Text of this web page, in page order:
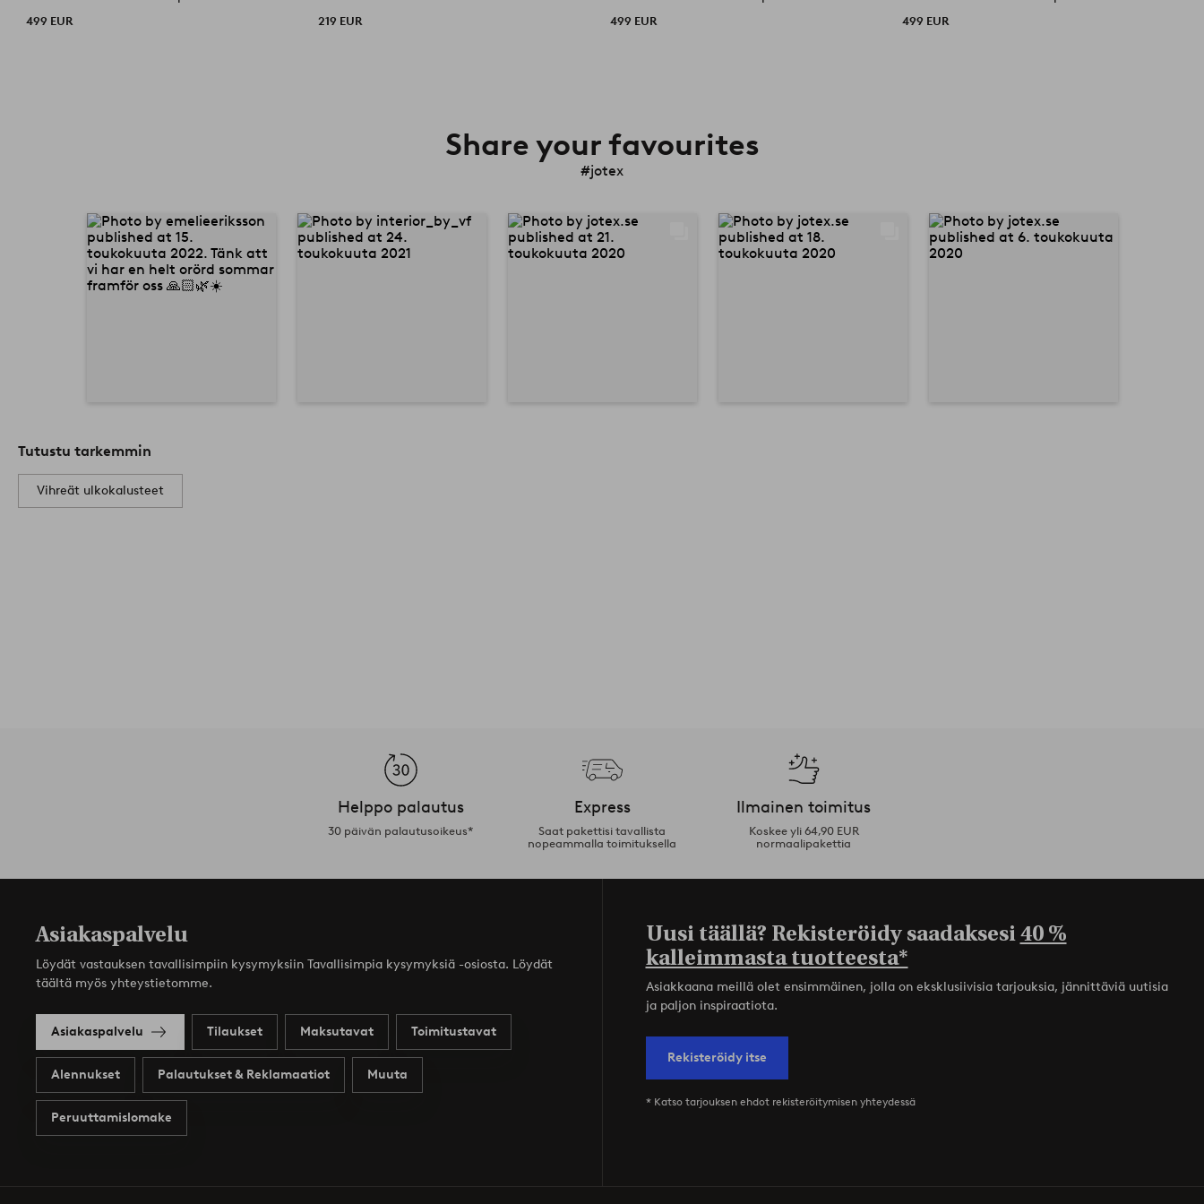
499 EUR 219 EUR 499 EUR 499 EUR
Share your favourites
#jotex
Tutustu tarkemmin
Vihreät ulkokalusteet
Helppo palautus
30 päivän palautusoikeus*
Express
Saat pakettisi tavallista
nopeammalla toimituksella
Ilmainen toimitus
Koskee yli 64,90 EUR
normaalipakettia
Asiakaspalvelu
Löydät vastauksen tavallisimpiin kysymyksiin Tavallisimpia kysymyksiä -osiosta. Löydät
täältä myös yhteystietomme.
Asiakaspalvelu Tilaukset Maksutavat Toimitustavat
Alennukset Palautukset & Reklamaatiot Muuta
Peruuttamislomake
Uusi täällä? Rekisteröidy saadaksesi40 %
kalleimmasta tuotteesta*
Asiakkaana meillä olet ensimmäinen, jolla on eksklusiivisia tarjouksia, jännittäviä uutisia
ja paljon inspiraatiota.
Rekisteröidy itse
* Katso tarjouksen ehdot rekisteröitymisen yhteydessä